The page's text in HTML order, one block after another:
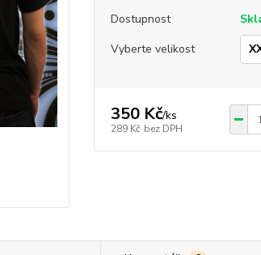
Dostupnost
Vyberte velikost
350 Kč/ks
289 Kč bez DPH